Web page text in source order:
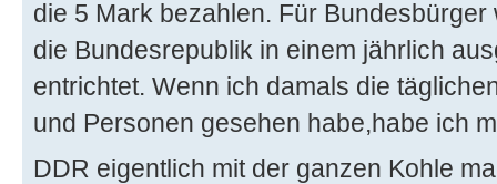
die 5 Mark bezahlen. Für
die Bundesrepublik in einem jährlich
entrichtet. Wenn ich damals die
und Personen gesehen habe,habe ich
DDR eigentlich mit der ganzen Kohle